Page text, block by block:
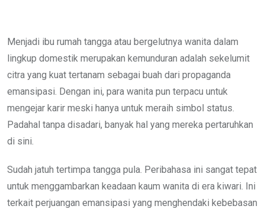
Menjadi ibu rumah tangga atau bergelutnya wanita dalam
lingkup domestik merupakan kemunduran adalah sekelumit
citra yang kuat tertanam sebagai buah dari propaganda
emansipasi. Dengan ini, para wanita pun terpacu untuk
mengejar karir meski hanya untuk meraih simbol status.
Padahal tanpa disadari, banyak hal yang mereka pertaruhkan
di sini.
Sudah jatuh tertimpa tangga pula. Peribahasa ini sangat tepat
untuk menggambarkan keadaan kaum wanita di era kiwari. Ini
terkait perjuangan emansipasi yang menghendaki kebebasan